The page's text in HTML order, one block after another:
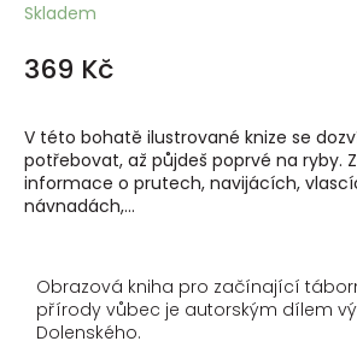
Skladem
369 Kč
V této bohatě ilustrované knize se
potřebovat, až půjdeš poprvé na ryby.
informace o prutech, navijácích,
návnadách,...
Obrazová kniha pro začínající
přírody vůbec je autorským dílem
Dolenského.